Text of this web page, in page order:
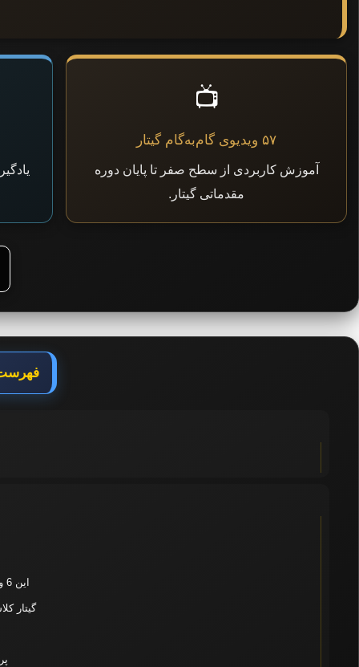
📺
۵۷ ویدیوی گام‌به‌گام گیتار
آموزش کاربردی از سطح صفر تا پایان دوره
مقدماتی گیتار.
این 6 ویدئو برای شروع آموزش و یادگیری گیتار کلاسیک عالیه:
گیتار